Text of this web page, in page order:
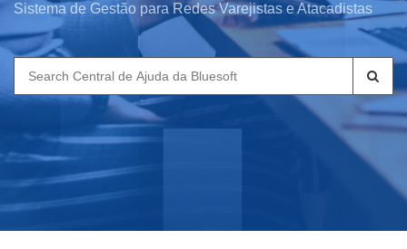
Sistema de Gestão para Redes Varejistas e Atacadistas
Search
for: